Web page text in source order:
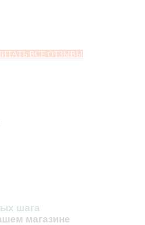
шага
магазине
ВСЕ ОТЗЫВЫ